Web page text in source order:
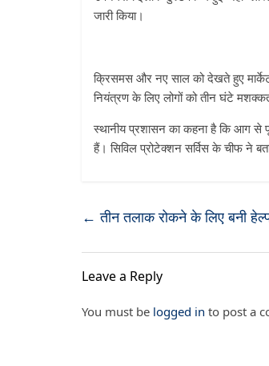
जारी किया।
क्रिसमस और नए साल को देखते हुए
नियंत्रण के लिए लोगों को तीन घंटे
स्थानीय प्रशासन का कहना है कि आग से
हैं। सिविल प्रोटेक्शन सर्विस के चीफ ने
← तीन तलाक रोकने के लिए बनी
Leave a Reply
You must be logged in to post a